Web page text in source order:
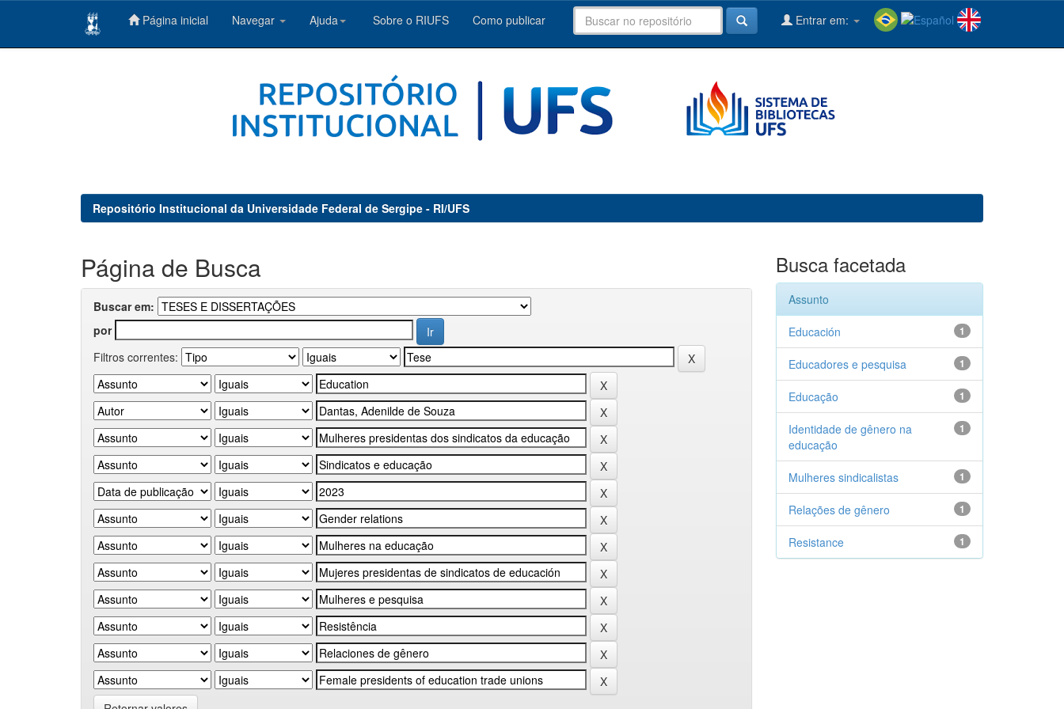
Página inicial Navegar Ajuda Sobre o RIUFS Como publicar Entrar em:
Repositório Institucional da Universidade Federal de Sergipe - RI/UFS
Página de Busca
Buscar em:
por
Filtros correntes:
Busca facetada
Assunto
1
Educación
1
Educadores e pesquisa
1
Educação
1
Identidade de gênero na
educação
1
Mulheres sindicalistas
1
Relações de gênero
1
Resistance